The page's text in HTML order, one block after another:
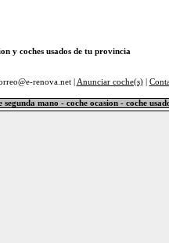
y coches usados de tu provincia
renova.net | Anunciar coche(s)|
mano - coche ocasion - coche